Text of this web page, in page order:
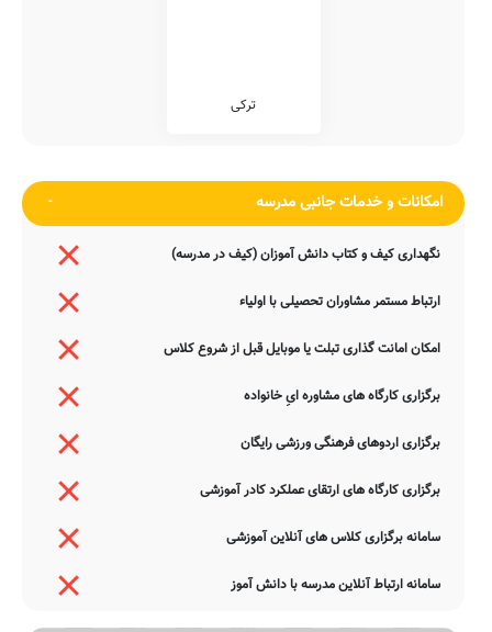
ترکی
امکانات و خدمات جانبی مدرسه
نگهداری کیف و کتاب دانش آموزان (کیف در مدرسه)
ارتباط مستمر مشاوران تحصیلی با اولیاء
امکان امانت گذاری تبلت یا موبایل قبل از شروع کلاس
برگزاری کارگاه های مشاوره ایِ خانواده
برگزاری اردوهای فرهنگی ورزشی رایگان
برگزاری کارگاه های ارتقای عملکرد کادر آموزشی
سامانه برگزاری کلاس های آنلاین آموزشی
سامانه ارتباط آنلاین مدرسه با دانش آموز